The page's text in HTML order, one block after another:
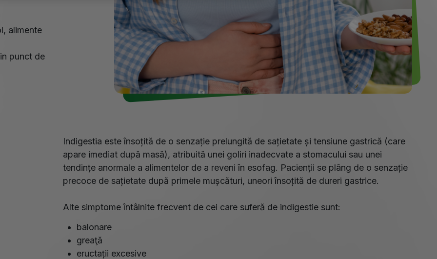
alimente
punct de
Indigestia este însoțită de o senzație prelungită de sațietate și tensiune gastrică (care
apare imediat după masă), atribuită unei goliri inadecvate a stomacului sau unei
tendințe anormale a alimentelor de a reveni în esofag. Pacienții se plâng de o senzație
precoce de sațietate după primele mușcături, uneori însoțită de dureri gastrice.
Alte simptome întâlnite frecvent de cei care suferă de indigestie sunt:
balonare
greaţă
eructații excesive